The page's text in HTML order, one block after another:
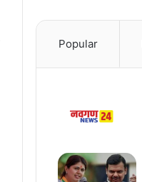
Popular